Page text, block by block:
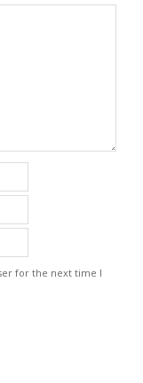
for the next time I